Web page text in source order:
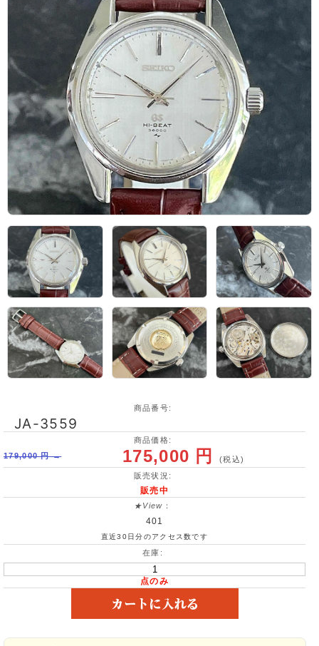
商品番号:
JA-3559
商品価格:
179,000 円 →
175,000 円(税込)
販売状況:
販売中
★View ：
401
直近30日分のアクセス数です
在庫:
点のみ